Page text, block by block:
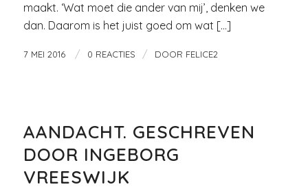
maakt. ‘Wat moet die ander van mij’, denken we
dan. Daarom is het juist goed om wat […]
7 MEI 2016 / 0 REACTIES / DOOR FELICE2
AANDACHT. GESCHREVEN
DOOR INGEBORG
VREESWIJK